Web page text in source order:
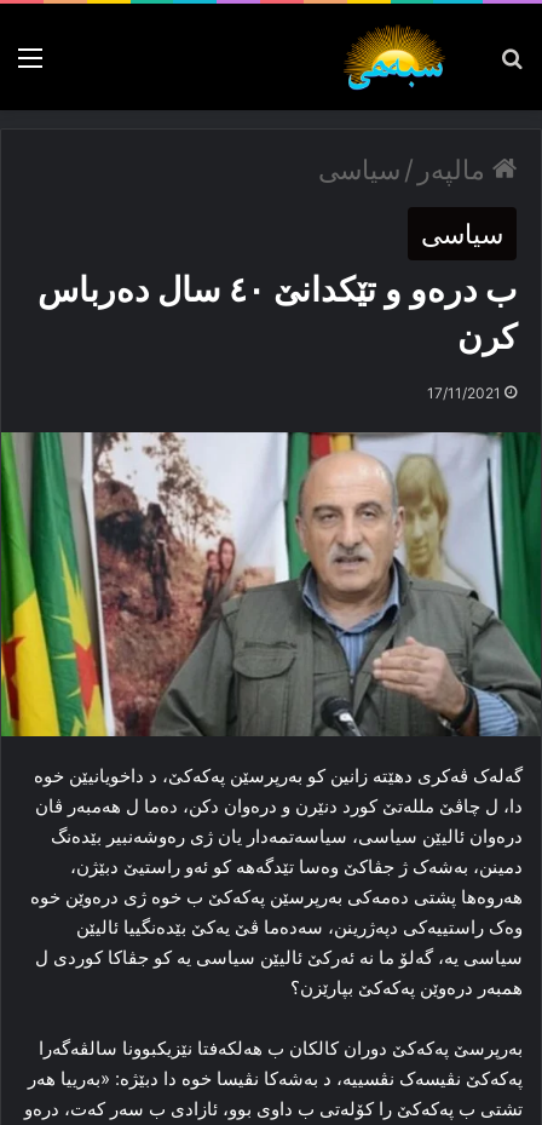
پەیدا بکە
مالپەر /سیاسی
سیاسی
ب درەو و تێکدانێ ٤٠ سال دەرباس
کرن
17/11/2021
گەلەک ڤەکری دهێتە زانین کو بەرپرسێن پەکەکێ، د داخویانیێن خوە
دا، ل چاڤێ مللەتێ کورد دنێرن و درەوان دکن، دەما ل ھەمبەر ڤان
درەوان ئالیێن سیاسی، سیاسەتمەدار یان ژی رەوشەنبیر بێدەنگ
دمینن، بەشەک ژ جڤاكێ وه‌سا تێدگه‌ھە کو ئەو راستیێ دبێژن،
ھەروەھا پشتی دەمەکی بەرپرسێن پەکەکێ ب خوە ژی درەوێن خوه‌
وەک راستییەکی دپەژرینن، سەدەما ڤێ یەکێ بێدەنگییا ئالیێن
سیاسی یە، گەلۆ ما نە ئەرکێ ئالیێن سیاسی یە کو جڤاكا کوردی ل
ھمبەر درەوێن په‌كه‌كێ بپارێزن؟
بەرپرسێ پەکەکێ دوران کالکان ب هەلکەفتا نێزیكبوونا سالڤەگەرا
پەکەکێ نڤیسەک نڤسییە، د بەشەکا نڤیسا خوە دا دبێژە: «بەرییا ھەر
تشتی ب پەکەکێ را کۆلەتی ب داوی بوو، ئازادی ب سەر کەت، دره‌و